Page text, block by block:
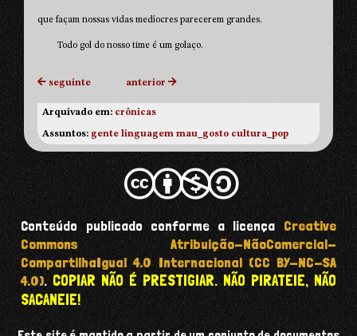
que façam nossas vidas medíocres parecerem grandes.
Todo gol do nosso time é um golaço.
seguinte anterior
Arquivado em: crônicas
Assuntos: gente linguagem mau_gosto cultura_pop
Conteúdo publicado conforme a licença Creative
Commons Atribuição-NãoComercial-
CompartilhaIgual 4.0 Internacional (CC BY-NC-SA
4.0). COPIAR NÃO É PRESTIGIAR. NÃO PIRATEIE, NÃO
SACANEIE!